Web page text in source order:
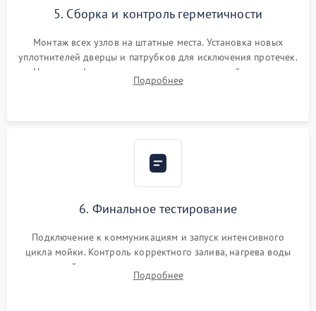
5. Сборка и контроль герметичности
Монтаж всех узлов на штатные места. Установка новых
уплотнителей дверцы и патрубков для исключения протечек.
Надежная фиксация хомутов гидравлической системы,
сборка корпуса и установка датчика поплавка.
Подробнее
6. Финальное тестирование
Подключение к коммуникациям и запуск интенсивного
цикла мойки. Контроль корректного залива, нагрева воды
до нужной температуры, отсутствия посторонних шумов,
штатного слива и абсолютной сухости в поддоне.
Подробнее